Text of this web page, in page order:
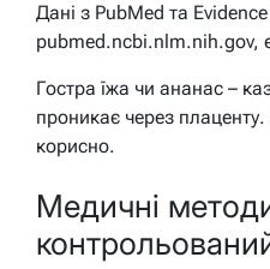
Дані з PubMed та
pubmed.ncbi.nlm.nih.gov,
Гостра їжа чи ананас –
проникає через
корисно.
Медичні